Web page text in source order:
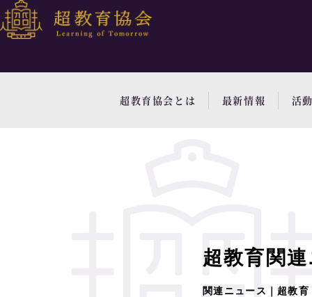
超教育協会とは 最新情報 活
超教育関
関連ニュース｜超教育